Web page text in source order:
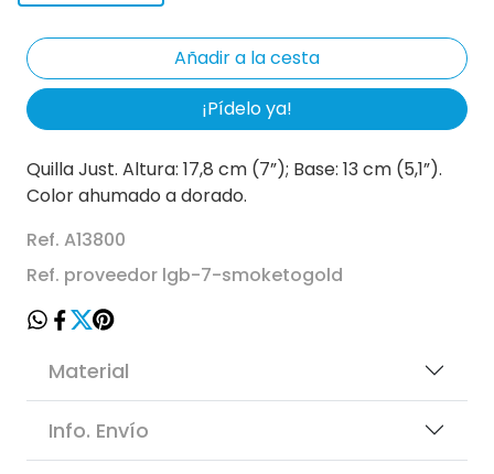
¡Pídelo ya!
Quilla Just. Altura: 17,8 cm (7”); Base: 13 cm (5,1”).
Color ahumado a dorado.
Ref. A13800
Ref. proveedor lgb-7-smoketogold
Material
Info. Envío